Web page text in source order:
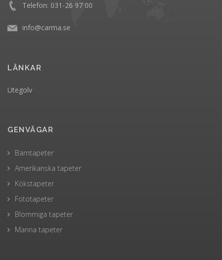
Telefon: 031-26 97 00
info@carma.se
LÄNKAR
Utegolv
GENVÄGAR
Barntapeter
Amerikanska tapeter
Kökstapeter
Fototapeter
Blommiga tapeter
Marina tapeter